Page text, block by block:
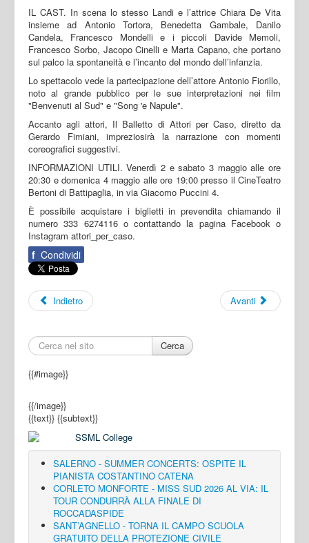
IL CAST. In scena lo stesso Landi e l’attrice Chiara De Vita
insieme ad Antonio Tortora, Benedetta Gambale, Danilo
Candela, Francesco Mondelli e i piccoli Davide Memoli,
Francesco Sorbo, Jacopo Cinelli e Marta Capano, che portano
sul palco la spontaneità e l’incanto del mondo dell’infanzia.
Lo spettacolo vede la partecipazione dell’attore Antonio Fiorillo,
noto al grande pubblico per le sue interpretazioni nei film
"Benvenuti al Sud" e "Song 'e Napule".
Accanto agli attori, Il Balletto di Attori per Caso, diretto da
Gerardo Fimiani, impreziosirà la narrazione con momenti
coreografici suggestivi.
INFORMAZIONI UTILI. Venerdì 2 e sabato 3 maggio alle ore
20:30 e domenica 4 maggio alle ore 19:00 presso il CineTeatro
Bertoni di Battipaglia, in via Giacomo Puccini 4.
È possibile acquistare i biglietti in prevendita chiamando il
numero 333 6274116 o contattando la pagina Facebook o
Instagram attori_per_caso.
f Condividi
Indietro Avanti
Cerca
{{#image}}
{{/image}}
{{text}} {{subtext}}
SALERNO - SUMMER CONCERTS: OSPITE IL
PIANISTA COSTANTINO CATENA
CORLETO MONFORTE - MISS SUD 2026 AL VIA: IL
TOUR CONDURRÀ ALLA FINALE DI
ROCCADASPIDE
SANT’AGNELLO - TORNA IL CAMPO SCUOLA
GRATUITO DELLA PROTEZIONE CIVILE